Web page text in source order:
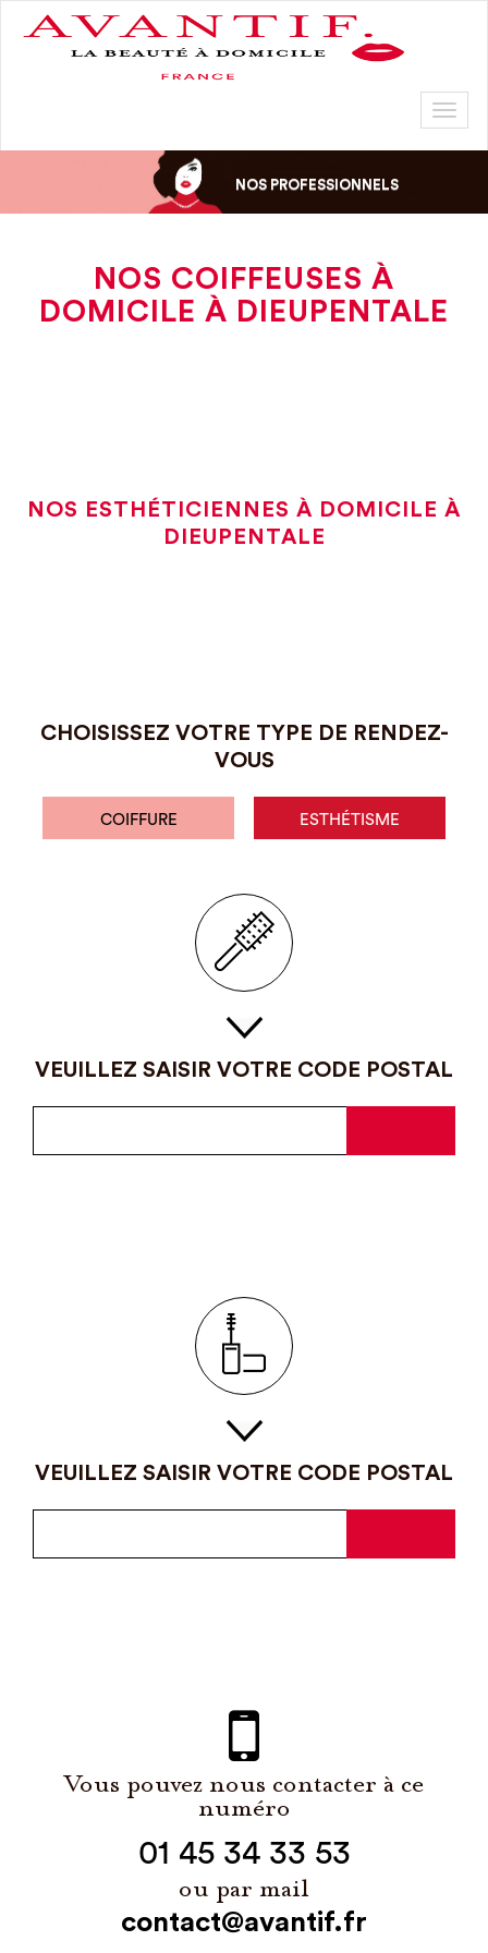
NOS PROFESSIONNELS
NOS COIFFEUSES À
DOMICILE À DIEUPENTALE
NOS ESTHÉTICIENNES À DOMICILE À
DIEUPENTALE
CHOISISSEZ VOTRE TYPE DE RENDEZ-
VOUS
COIFFURE ESTHÉTISME
VEUILLEZ SAISIR VOTRE CODE POSTAL
VEUILLEZ SAISIR VOTRE CODE POSTAL
Vous pouvez nous contacter à ce
numéro
01 45 34 33 53
ou par mail
contact@avantif.fr